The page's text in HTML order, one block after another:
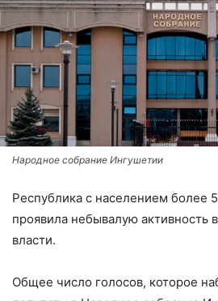
Народное собрание Ингушетии
Республика с населением более
проявила небывалую активность
власти.
Общее число голосов, которое